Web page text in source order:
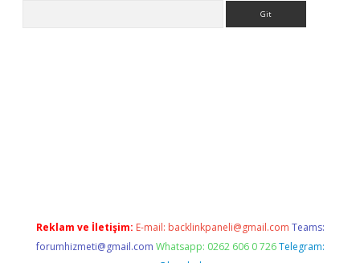
Reklam ve İletişim: E-mail: backlinkpaneli@gmail.com Teams:
forumhizmeti@gmail.com Whatsapp: 0262 606 0 726 Telegram: